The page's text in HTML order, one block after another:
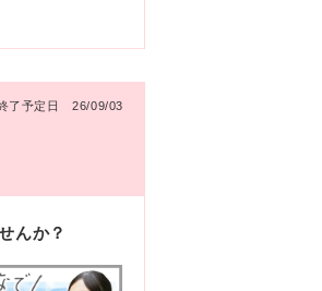
了予定日 26/09/03
んか？